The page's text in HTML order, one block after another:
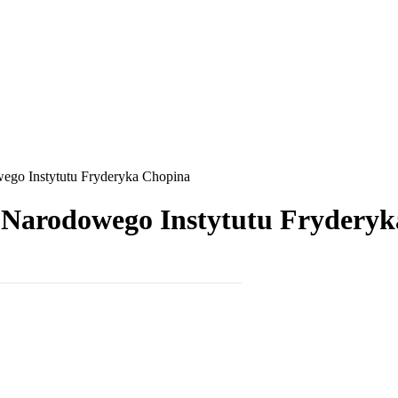
Instytutu Fryderyka Chopina
Instytutu